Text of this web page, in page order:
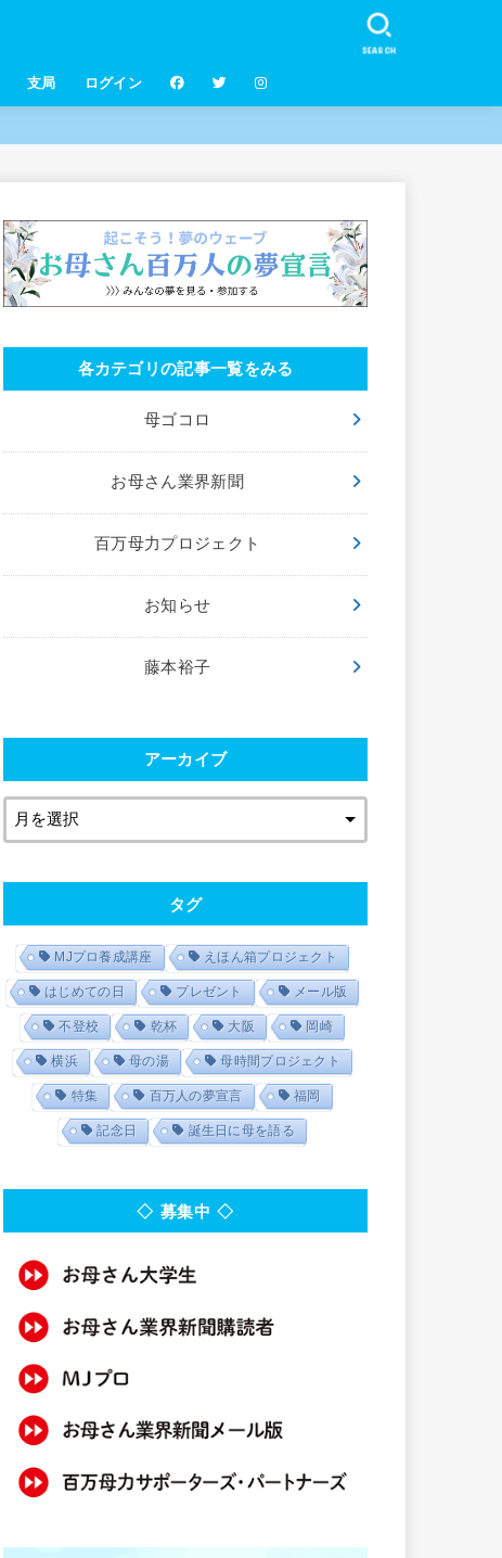
支局 ログイン
SEARCH
各カテゴリの記事一覧をみる
母ゴコロ
お母さん業界新聞
百万母力プロジェクト
お知らせ
藤本裕子
アーカイブ
タグ
MJプロ養成講座 えほん箱プロジェクト
はじめての日 プレゼント メール版
不登校 乾杯 大阪 岡崎
横浜 母の湯 母時間プロジェクト
特集 百万人の夢宣言 福岡
記念日 誕生日に母を語る
◇ 募集中 ◇